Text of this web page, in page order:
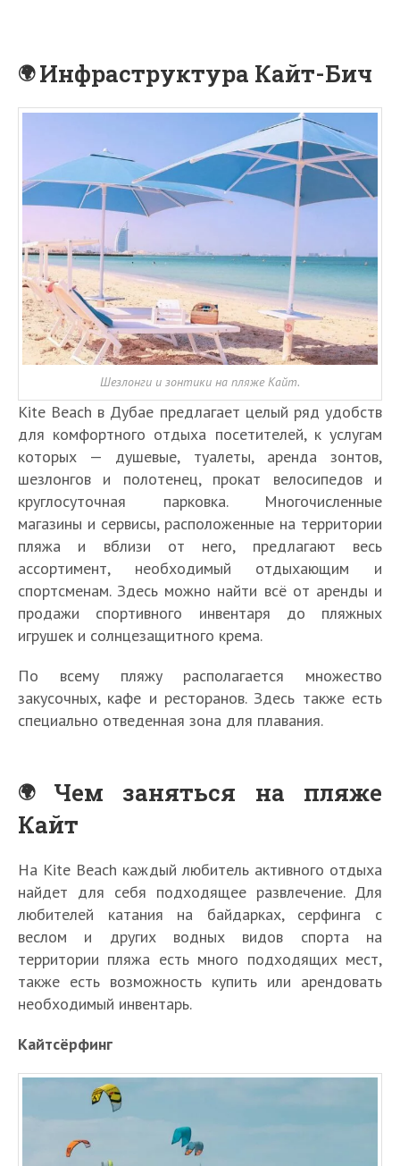
Инфраструктура Кайт-Бич
Шезлонги и зонтики на пляже Кайт.
Kite Beach в Дубае предлагает целый ряд удобств
для комфортного отдыха посетителей, к услугам
которых — душевые, туалеты, аренда зонтов,
шезлонгов и полотенец, прокат велосипедов и
круглосуточная парковка. Многочисленные
магазины и сервисы, расположенные на территории
пляжа и вблизи от него, предлагают весь
ассортимент, необходимый отдыхающим и
спортсменам. Здесь можно найти всё от аренды и
продажи спортивного инвентаря до пляжных
игрушек и солнцезащитного крема.
По всему пляжу располагается множество
закусочных, кафе и ресторанов. Здесь также есть
специально отведенная зона для плавания.
Чем заняться на пляже
Кайт
На Kite Beach каждый любитель активного отдыха
найдет для себя подходящее развлечение. Для
любителей катания на байдарках, серфинга с
веслом и других водных видов спорта на
территории пляжа есть много подходящих мест,
также есть возможность купить или арендовать
необходимый инвентарь.
Кайтсёрфинг